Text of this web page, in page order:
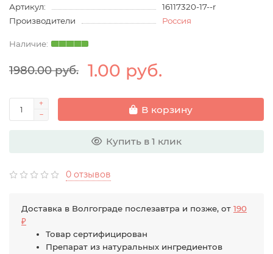
Артикул:
16117320-17--r
Производители
Россия
1980.00 руб. 1.00 руб.
В корзину
Купить в 1 клик
0 отзывов
Доставка в Волгограде послезавтра и позже, от 190
₽
Товар сертифицирован
Препарат из натуральных ингредиентов